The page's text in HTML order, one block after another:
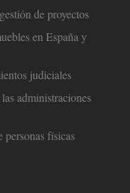
de proyectos
en España y
judiciales
administraciones
personas físicas